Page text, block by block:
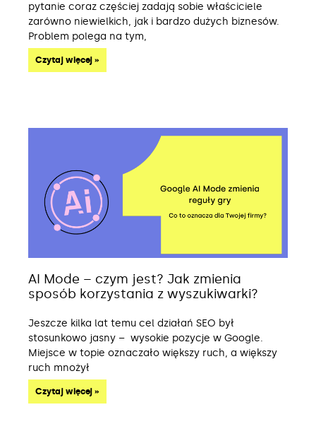
pytanie coraz częściej zadają sobie właściciele
zarówno niewielkich, jak i bardzo dużych biznesów.
Problem polega na tym,
Czytaj więcej »
AI Mode – czym jest? Jak zmienia
sposób korzystania z wyszukiwarki?
Jeszcze kilka lat temu cel działań SEO był
stosunkowo jasny – wysokie pozycje w Google.
Miejsce w topie oznaczało większy ruch, a większy
ruch mnożył
Czytaj więcej »